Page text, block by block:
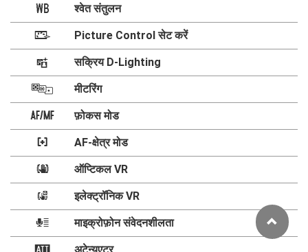
m श्वेत संतुलन
h Picture Control सेट करें
y सक्रिय D-Lighting
w मीटरिंग
s फ़ोकस मोड
t AF-क्षेत्र मोड
u ऑप्टिकल VR
4 इलेक्ट्रॉनिक VR
H माइक्रोफ़ोन संवेदनशीलता